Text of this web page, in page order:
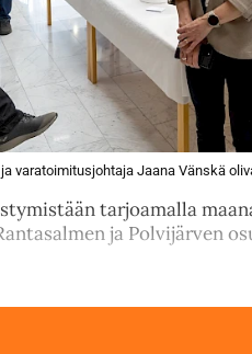
varatoimitusjohtaja Jaana Vänskä
tarjoamalla
ja Polvijärven